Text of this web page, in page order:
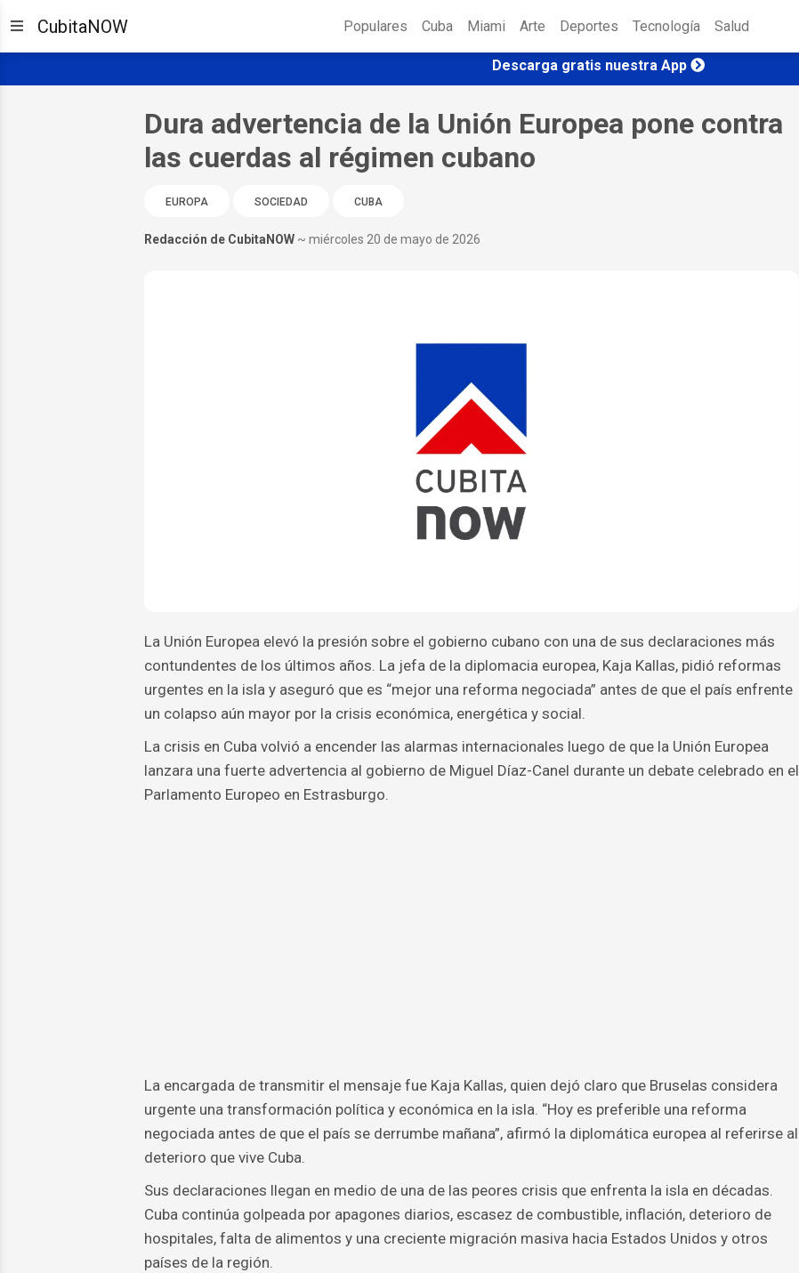
CubitaNOW Populares Cuba Miami Arte Deportes Tecnología Salud
Descarga gratis nuestra App
Dura advertencia de la Unión Europea pone contra
las cuerdas al régimen cubano
EUROPA SOCIEDAD CUBA
Redacción de CubitaNOW ~ miércoles 20 de mayo de 2026
La Unión Europea elevó la presión sobre el gobierno cubano con una de sus declaraciones más
contundentes de los últimos años. La jefa de la diplomacia europea, Kaja Kallas, pidió reformas
urgentes en la isla y aseguró que es “mejor una reforma negociada” antes de que el país enfrente
un colapso aún mayor por la crisis económica, energética y social.
La crisis en Cuba volvió a encender las alarmas internacionales luego de que la Unión Europea
lanzara una fuerte advertencia al gobierno de Miguel Díaz-Canel durante un debate celebrado en el
Parlamento Europeo en Estrasburgo.
La encargada de transmitir el mensaje fue Kaja Kallas, quien dejó claro que Bruselas considera
urgente una transformación política y económica en la isla. “Hoy es preferible una reforma
negociada antes de que el país se derrumbe mañana”, afirmó la diplomática europea al referirse al
deterioro que vive Cuba.
Sus declaraciones llegan en medio de una de las peores crisis que enfrenta la isla en décadas.
Cuba continúa golpeada por apagones diarios, escasez de combustible, inflación, deterioro de
hospitales, falta de alimentos y una creciente migración masiva hacia Estados Unidos y otros
países de la región.